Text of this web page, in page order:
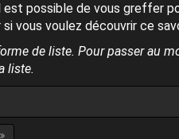
possible de vous greffer
vous voulez découvrir ce
de liste. Pour passer au
liste.